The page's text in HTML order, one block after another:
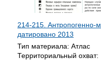
214-215.
датировано 2013
Тип материала: Атлас
Территориальный охват: